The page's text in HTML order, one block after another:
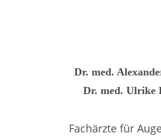
Dr. med.
Dr. med. Ulrike
Fachärzte für